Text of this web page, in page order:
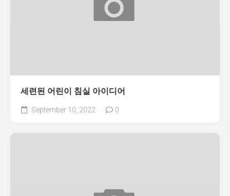
세련된 어린이 침실 아이디어
September 10, 2022 0